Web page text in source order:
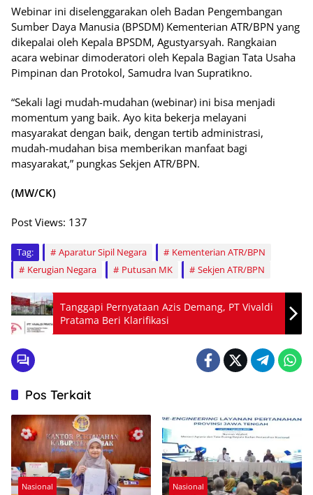
Webinar ini diselenggarakan oleh Badan Pengembangan
Sumber Daya Manusia (BPSDM) Kementerian ATR/BPN yang
dikepalai oleh Kepala BPSDM, Agustyarsyah. Rangkaian
acara webinar dimoderatori oleh Kepala Bagian Tata Usaha
Pimpinan dan Protokol, Samudra Ivan Supratikno.
“Sekali lagi mudah-mudahan (webinar) ini bisa menjadi
momentum yang baik. Ayo kita bekerja melayani
masyarakat dengan baik, dengan tertib administrasi,
mudah-mudahan bisa memberikan manfaat bagi
masyarakat,” pungkas Sekjen ATR/BPN.
(MW/CK)
Post Views: 137
Tag: Aparatur Sipil Negara
Kementerian ATR/BPN
Kerugian Negara
Putusan MK Sekjen ATR/BPN
Tanggapi Pernyataan Azis Demang, PT Vivaldi
Pratama Beri Klarifikasi
Pos Terkait
Nasional Nasional